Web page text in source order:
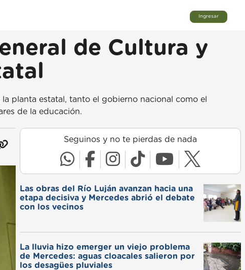
Ingresar
de Cultura y
planta estatal, tanto el gobierno nacional como el
de la educación.
Seguinos y no te pierdas de nada
Las obras del Río Luján avanzan hacia una
etapa decisiva y Mercedes abrió el debate
con los vecinos
La lluvia hizo emerger un viejo problema
de Mercedes: aguas cloacales salieron por
los desagües pluviales